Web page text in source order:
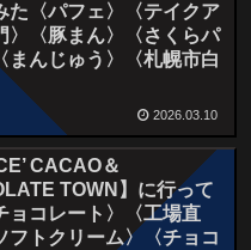
た〈パフェ〉〈テイクア
〉〈豚まん〉〈さくらパ
まんじゅう〉〈札幌市白
2026.03.10
CACAO＆
TOWN】に行って
ョコレート〉〈工場直
フトクリーム〉〈チョコ